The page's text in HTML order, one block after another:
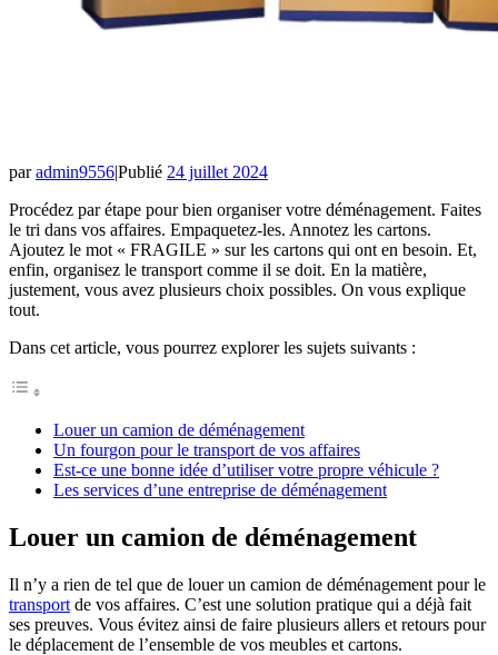
paradmin9556|Publié 24 juillet 2024
Procédez par étape pour bien organiser votre déménagement. Faites
le tri dans vos affaires. Empaquetez-les. Annotez les cartons.
Ajoutez le mot « FRAGILE » sur les cartons qui ont en besoin. Et,
enfin, organisez le transport comme il se doit. En la matière,
justement, vous avez plusieurs choix possibles. On vous explique
tout.
Dans cet article, vous pourrez explorer les sujets suivants :
Louer un camion de déménagement
Un fourgon pour le transport de vos affaires
Est-ce une bonne idée d’utiliser votre propre véhicule ?
Les services d’une entreprise de déménagement
Louer un camion de déménagement
Il n’y a rien de tel que de louer un camion de déménagement pour le
transport de vos affaires. C’est une solution pratique qui a déjà fait
ses preuves. Vous évitez ainsi de faire plusieurs allers et retours pour
le déplacement de l’ensemble de vos meubles et cartons.